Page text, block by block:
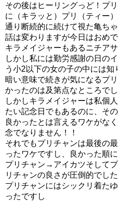
その後はヒーリングっど！プ
に（キラッと）プリ（ティー
通り断続的に続けて視た亀ちゃ
話は変わりますが今日はおめ
キラメイジャーもあるニチア
しかし私には勤労感謝の日の
う小2以下の女の子の中には知
暗い意味で続きが気になるプ
かったのは及第点なところでし
しかしキラメイジャーは私個
たい記念日でもあるのに、そ
良かったとは言えるワケがな
念でなりません！！
それでもプリチャンは最後の
ったワケですし、良かった順
プリチャン→アイカツそして
リチャンの良さが圧倒的でした
プリチャンにはシックリ着た
ったですし